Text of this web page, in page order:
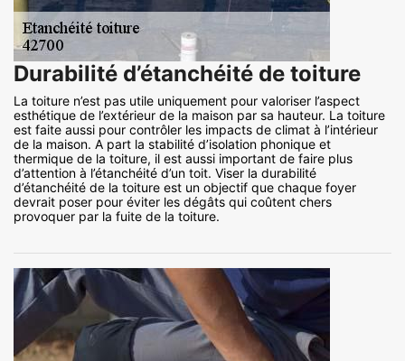
Durabilité d’étanchéité de toiture
La toiture n’est pas utile uniquement pour valoriser l’aspect
esthétique de l’extérieur de la maison par sa hauteur. La toiture
est faite aussi pour contrôler les impacts de climat à l’intérieur
de la maison. A part la stabilité d’isolation phonique et
thermique de la toiture, il est aussi important de faire plus
d’attention à l’étanchéité d’un toit. Viser la durabilité
d’étanchéité de la toiture est un objectif que chaque foyer
devrait poser pour éviter les dégâts qui coûtent chers
provoquer par la fuite de la toiture.